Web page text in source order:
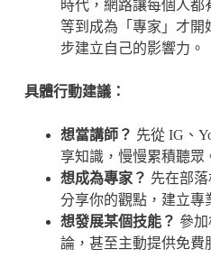
時代，網路讓每個人
等到成為「專家」才開
步建立自己的影響力。
具體行動建議：
想當講師？ 先從 IG、
享知識，慢慢累積聽眾
想成為專家？ 先在部落
分享你的觀點，建立專
想發展某個技能？ 參
論，甚至主動提供免費